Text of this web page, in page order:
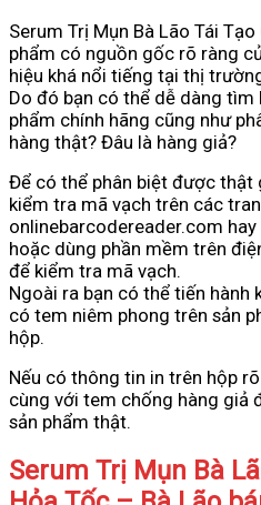
Serum Trị Mụn Bà Lão Tái Tạo
phẩm có nguồn gốc rõ ràng
hiệu khá nổi tiếng tại thị
Do đó bạn có thể dễ dàng tìm
phẩm chính hãng cũng như
hàng thật? Đâu là hàng giả?
Để có thể phân biệt được thật
kiểm tra mã vạch trên các
onlinebarcodereader.com
hoặc dùng phần mềm trên
để kiểm tra mã vạch.
Ngoài ra bạn có thể tiến hành
có tem niêm phong trên sản
hộp.
Nếu có thông tin in trên hộp
cùng với tem chống hàng giả
sản phẩm thật.
Serum Trị Mụn Bà